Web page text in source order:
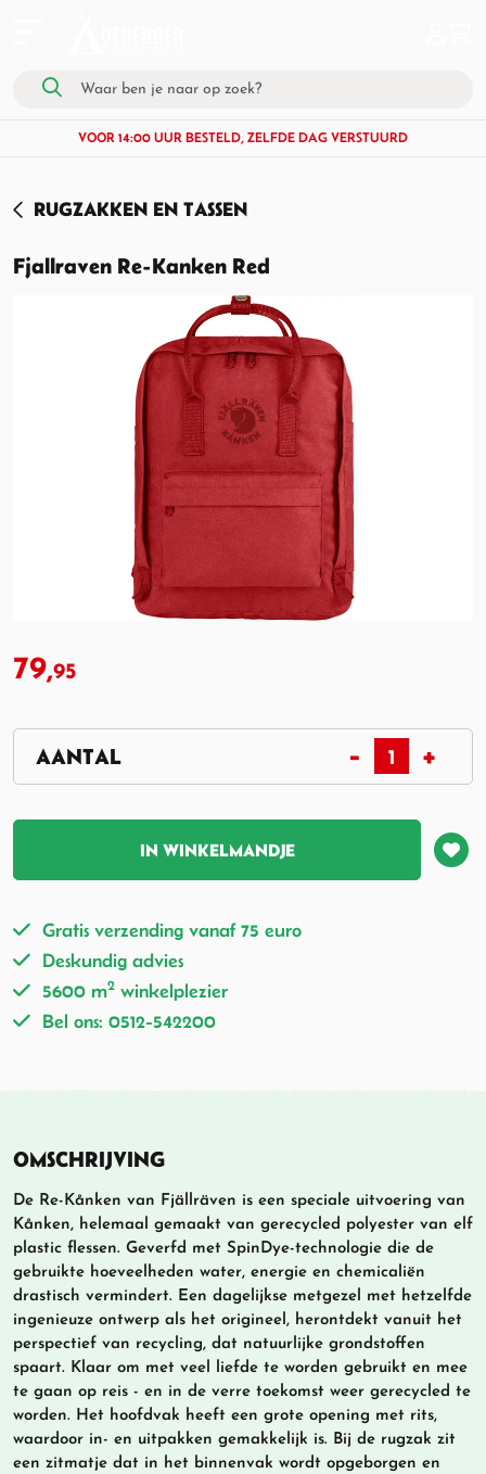
VOOR 14:00 UUR BESTELD, ZELFDE DAG VERSTUURD
RUGZAKKEN EN TASSEN
Fjallraven Re-Kanken Red
79,95
IN WINKELMANDJE
Gratis verzending vanaf 75 euro
Deskundig advies
5600 m2 winkelplezier
Bel ons: 0512-542200
OMSCHRIJVING
De Re-Kånken van Fjällräven is een speciale uitvoering van
Kånken, helemaal gemaakt van gerecycled polyester van elf
plastic flessen. Geverfd met SpinDye-technologie die de
gebruikte hoeveelheden water, energie en chemicaliën
drastisch vermindert. Een dagelijkse metgezel met hetzelfde
ingenieuze ontwerp als het origineel, herontdekt vanuit het
perspectief van recycling, dat natuurlijke grondstoffen
spaart. Klaar om met veel liefde te worden gebruikt en mee
te gaan op reis - en in de verre toekomst weer gerecycled te
worden. Het hoofdvak heeft een grote opening met rits,
waardoor in- en uitpakken gemakkelijk is. Bij de rugzak zit
een zitmatje dat in het binnenvak wordt opgeborgen en